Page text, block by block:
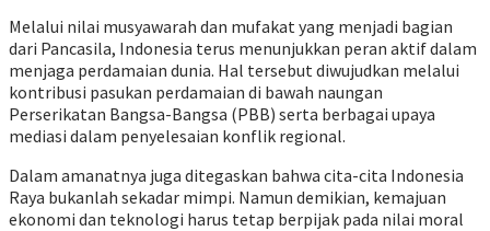
Melalui nilai musyawarah dan mufakat yang menjadi bagian
dari Pancasila, Indonesia terus menunjukkan peran aktif dalam
menjaga perdamaian dunia. Hal tersebut diwujudkan melalui
kontribusi pasukan perdamaian di bawah naungan
Perserikatan Bangsa-Bangsa (PBB) serta berbagai upaya
mediasi dalam penyelesaian konflik regional.
Dalam amanatnya juga ditegaskan bahwa cita-cita Indonesia
Raya bukanlah sekadar mimpi. Namun demikian, kemajuan
ekonomi dan teknologi harus tetap berpijak pada nilai moral